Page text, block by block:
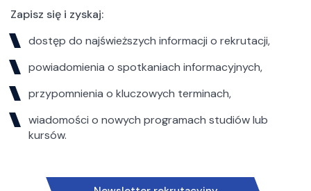
Zapisz się i zyskaj:
dostęp do najświeższych informacji o rekrutacji,
powiadomienia o spotkaniach informacyjnych,
przypomnienia o kluczowych terminach,
wiadomości o nowych programach studiów lub
kursów.